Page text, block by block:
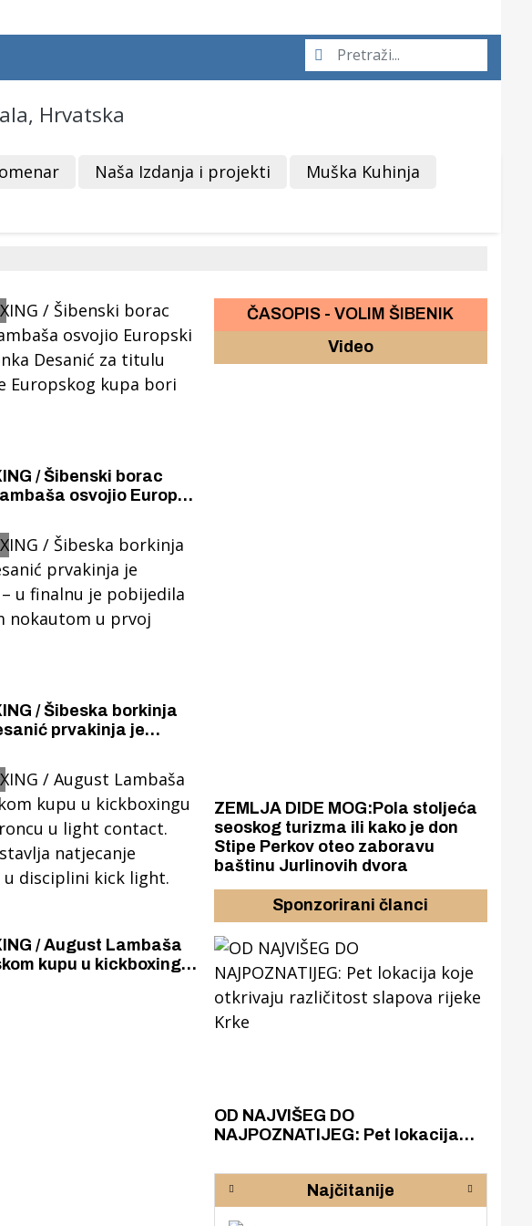
Naša Izdanja i projekti
Muška Kuhinja
/ Šibenski borac
osvojio Europski
Europskog kupa bori
borkinja
prvakinja je
nokautom u prvoj rundi.
/ August Lambaša
kupu u kickboxingu
ČASOPIS - VOLIM ŠIBENIK
Video
ZEMLJA DIDE MOG:Pola stoljeća
seoskog turizma ili kako je don
Stipe Perkov oteo zaboravu
baštinu Jurlinovih dvora
Sponzorirani članci
OD NAJVIŠEG DO
NAJPOZNATIJEG: Pet lokacija
rijeke Krke
Najčitanije